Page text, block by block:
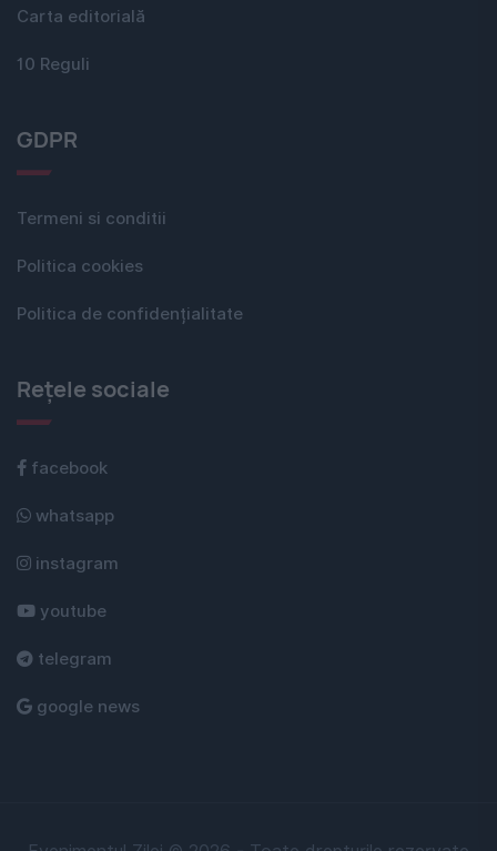
Carta editorială
10 Reguli
GDPR
Termeni si conditii
Politica cookies
Politica de confidențialitate
Rețele sociale
facebook
whatsapp
instagram
youtube
telegram
google news